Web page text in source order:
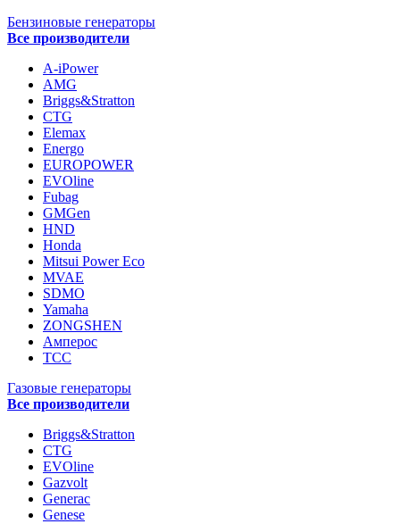
Бензиновые генераторы
Все производители
A-iPower
AMG
Briggs&Stratton
CTG
Elemax
Energo
EUROPOWER
EVOline
Fubag
GMGen
HND
Honda
Mitsui Power Eco
MVAE
SDMO
Yamaha
ZONGSHEN
Амперос
ТСС
Газовые генераторы
Все производители
Briggs&Stratton
CTG
EVOline
Gazvolt
Generac
Genese